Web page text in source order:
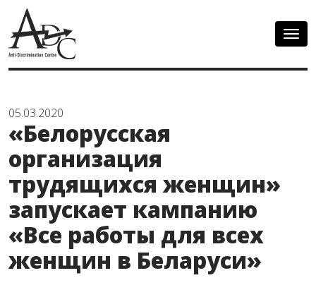
05.03.2020
«Белорусская
организация
трудящихся женщин»
запускает кампанию
«Все работы для всех
женщин в Беларуси»